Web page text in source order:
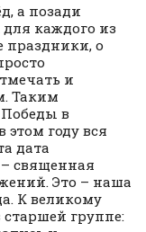
а позади
каждого из
праздники, о
и
Таким
в
этом году вся
дата
священная
Это – наша
К великому
группе: